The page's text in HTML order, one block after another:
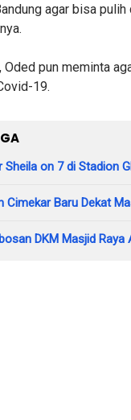
agar bisa
Oded pun meminta
19.
Sheila on 7 di Stadion
Cimekar Baru Dekat
DKM Masjid